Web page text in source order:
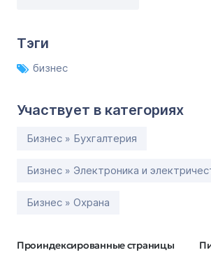
Тэги
бизнес
Участвует в категориях
Бизнес » Бухгалтерия
Бизнес » Электроника и
Бизнес » Охрана
Проиндексированные страницы